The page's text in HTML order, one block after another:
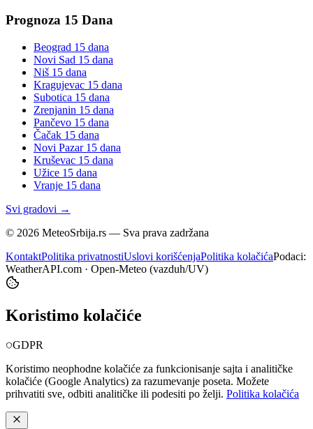
Prognoza 15 Dana
Beograd 15 dana
Novi Sad 15 dana
Niš 15 dana
Kragujevac 15 dana
Subotica 15 dana
Zrenjanin 15 dana
Pančevo 15 dana
Čačak 15 dana
Novi Pazar15 dana
Kruševac 15 dana
Užice 15 dana
Vranje 15 dana
Svi gradovi →
© 2026 MeteoSrbija.rs — Sva prava zadržana
KontaktPolitika privatnostiUslovi korišćenjaPolitika kolačićaPodaci:
WeatherAPI.com · Open-Meteo (vazduh/UV)
Koristimo kolačiće
GDPR
Koristimo neophodne kolačiće za funkcionisanje sajta i analitičke
kolačiće (Google Analytics) za razumevanje poseta. Možete
prihvatiti sve, odbiti analitičke ili podesiti po želji. Politika kolačića